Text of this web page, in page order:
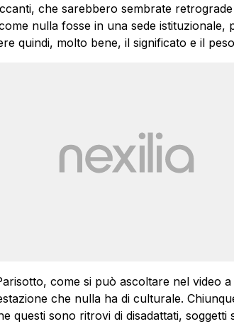
che sarebbero sembrate
nulla fosse in una sede istituzionale,
quindi, molto bene, il significato e il
come si può ascoltare nel video
che nulla ha di culturale.
questi sono ritrovi di disadattati, soggetti